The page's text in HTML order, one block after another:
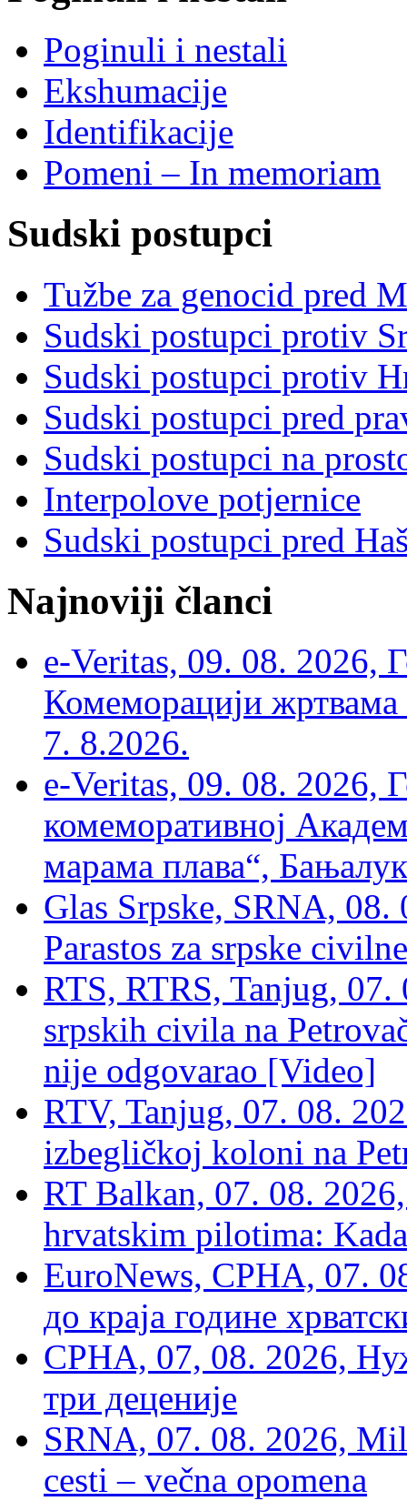
Poginuli i nestali
Ekshumacije
Identifikacije
Pomeni – In memoriam
Sudski postupci
Tužbe za genocid pred
Sudski postupci protiv
Sudski postupci protiv
Sudski postupci pred
Sudski postupci na
Interpolove potjernice
Sudski postupci pred
Najnoviji članci
e-Veritas, 09. 08. 2026,
Комеморацији жртвама
7. 8.2026.
e-Veritas, 09. 08. 2026,
комеморативној
марама плава“,
Glas Srpske, SRNA,
Parastos za srpske
RTS, RTRS, Tanjug,
srpskih civila na
nije odgovarao [Video]
RTV, Tanjug, 07. 08.
izbegličkoj koloni na
RT Balkan, 07. 08.
hrvatskim pilotima:
EuroNews, СРНА, 07.
до краја године
СРНА, 07, 08. 2026,
три деценије
SRNA, 07. 08. 2026,
cesti – večna opomena